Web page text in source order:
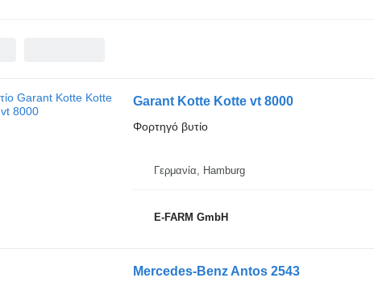
Garant Kotte Kotte vt 8000
Φορτηγό βυτίο
Γερμανία, Hamburg
E-FARM GmbH
Mercedes-Benz Antos 2543